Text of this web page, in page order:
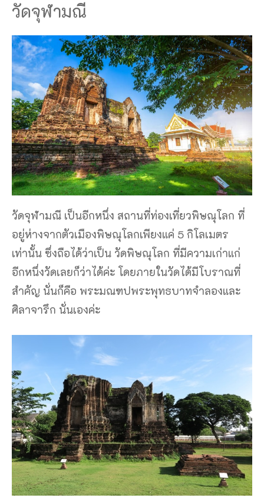
วัดจุฬามณี
วัดจุฬามณี เป็นอีกหนึ่ง สถานที่ท่องเที่ยวพิษณุโลก ที่
อยู่ห่างจากตัวเมืองพิษณุโลกเพียงแค่ 5 กิโลเมตร
เท่านั้น ซึ่งถือได้ว่าเป็น วัดพิษณุโลก ที่มีความเก่าแก่
อีกหนึ่งวัดเลยก็ว่าได้ค่ะ โดยภายในวัดได้มีโบราณที่
สำคัญ นั่นก็คือ พระมณฑปพระพุทธบาทจำลองและ
ศิลาจารึก นั่นเองค่ะ